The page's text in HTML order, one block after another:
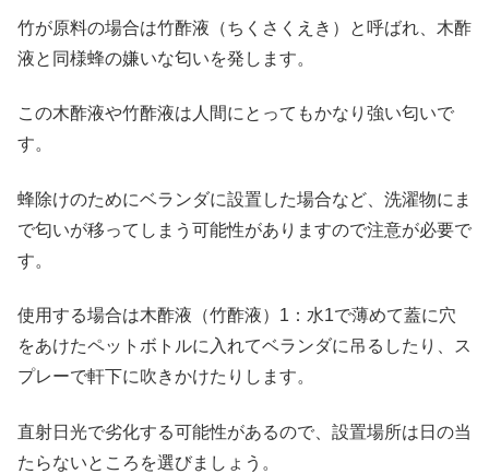
竹が原料の場合は竹酢液（ちくさくえき）
と呼ばれ、木酢
液と同様蜂の嫌いな匂いを発します。
この木酢液や竹酢液は人間にとってもかなり強い匂いで
す。
蜂除けのためにベランダに設置した場合など、洗濯物にま
で匂いが移ってしまう可能性がありますので注意が必要で
す。
使用する場合は木酢液（竹酢液）1：水1で薄めて蓋に穴
をあけたペットボトルに入れてベランダに吊るしたり、ス
プレーで軒下に吹きかけたりします。
直射日光で劣化する可能性があるので、設置場所は日の当
たらないところを選びましょう。